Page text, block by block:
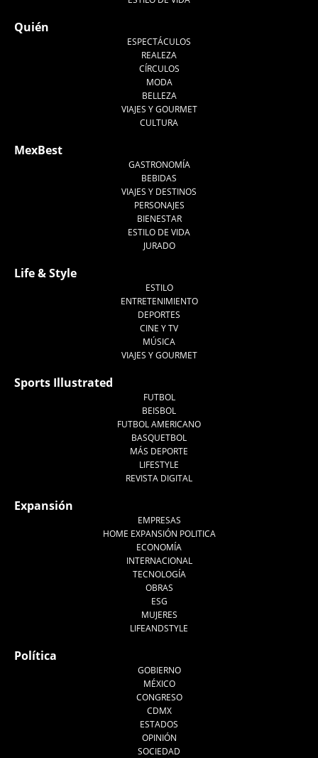
Quién
ESPECTÁCULOS
REALEZA
CÍRCULOS
MODA
BELLEZA
VIAJES Y GOURMET
CULTURA
MexBest
GASTRONOMÍA
BEBIDAS
VIAJES Y DESTINOS
PERSONAJES
BIENESTAR
ESTILO DE VIDA
JURADO
Life & Style
ESTILO
ENTRETENIMIENTO
DEPORTES
CINE Y TV
MÚSICA
VIAJES Y GOURMET
Sports Illustrated
FUTBOL
BEISBOL
FUTBOL AMERICANO
BASQUETBOL
MÁS DEPORTE
LIFESTYLE
REVISTA DIGITAL
Expansión
EMPRESAS
HOME EXPANSIÓN POLITICA
ECONOMÍA
INTERNACIONAL
TECNOLOGÍA
OBRAS
ESG
MUJERES
LIFEANDSTYLE
Política
GOBIERNO
MÉXICO
CONGRESO
CDMX
ESTADOS
OPINIÓN
SOCIEDAD